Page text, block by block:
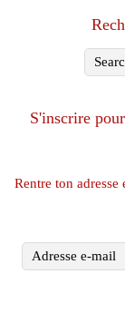
S'inscrire
Rentre ton
Adresse